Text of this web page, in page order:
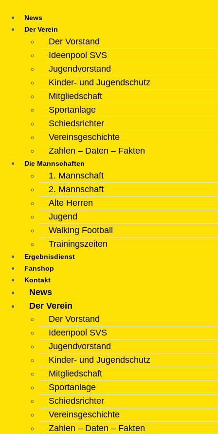
Inhalt
springen
News
Der Verein
Der Vorstand
Ideenpool SVS
Jugendvorstand
Kinder- und Jugendschutz
Mitgliedschaft
Sportanlage
Schiedsrichter
Vereinsgeschichte
Zahlen – Daten – Fakten
Die Mannschaften
1. Mannschaft
2. Mannschaft
Alte Herren
Jugend
Walking Football
Trainingszeiten
Ergebnisdienst
Fanshop
Kontakt
News
Der Verein
Der Vorstand
Ideenpool SVS
Jugendvorstand
Kinder- und Jugendschutz
Mitgliedschaft
Sportanlage
Schiedsrichter
Vereinsgeschichte
Zahlen – Daten – Fakten